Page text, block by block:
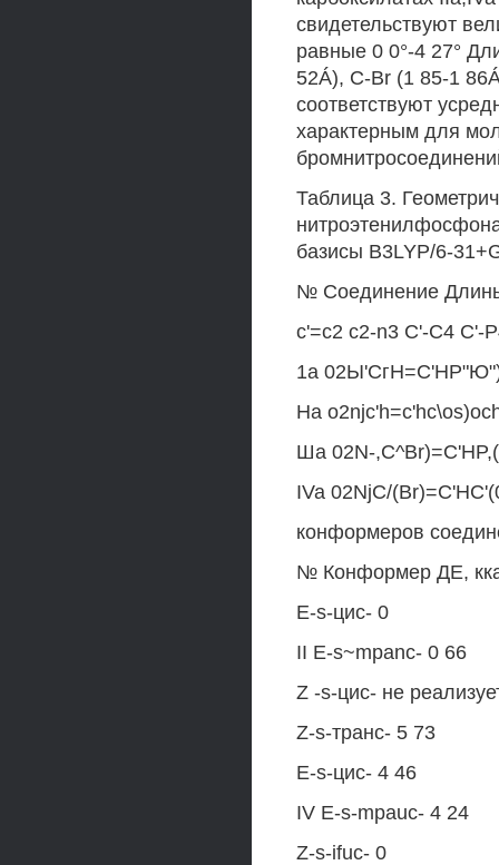
свидетельствуют
равные 0 0°-4 27°
52Á), C-Br (1 85-1
соответствуют
характерным для
Таблица 3.
базисы B3LYP/6-
№ Соединение
с'=с2 c2-n3 С'-С4 С'-
1а
На
Ша 02N-
IVa 02NjC/
конформеров
№ Конформер ДE,
E-s-цис- 0
II E-s~mpanc- 0 66
Z -s-цис- не
Z-s-транс- 5 73
E-s-цис- 4 46
IV E-s-mpauc- 4 24
Z-s-ifuc- 0